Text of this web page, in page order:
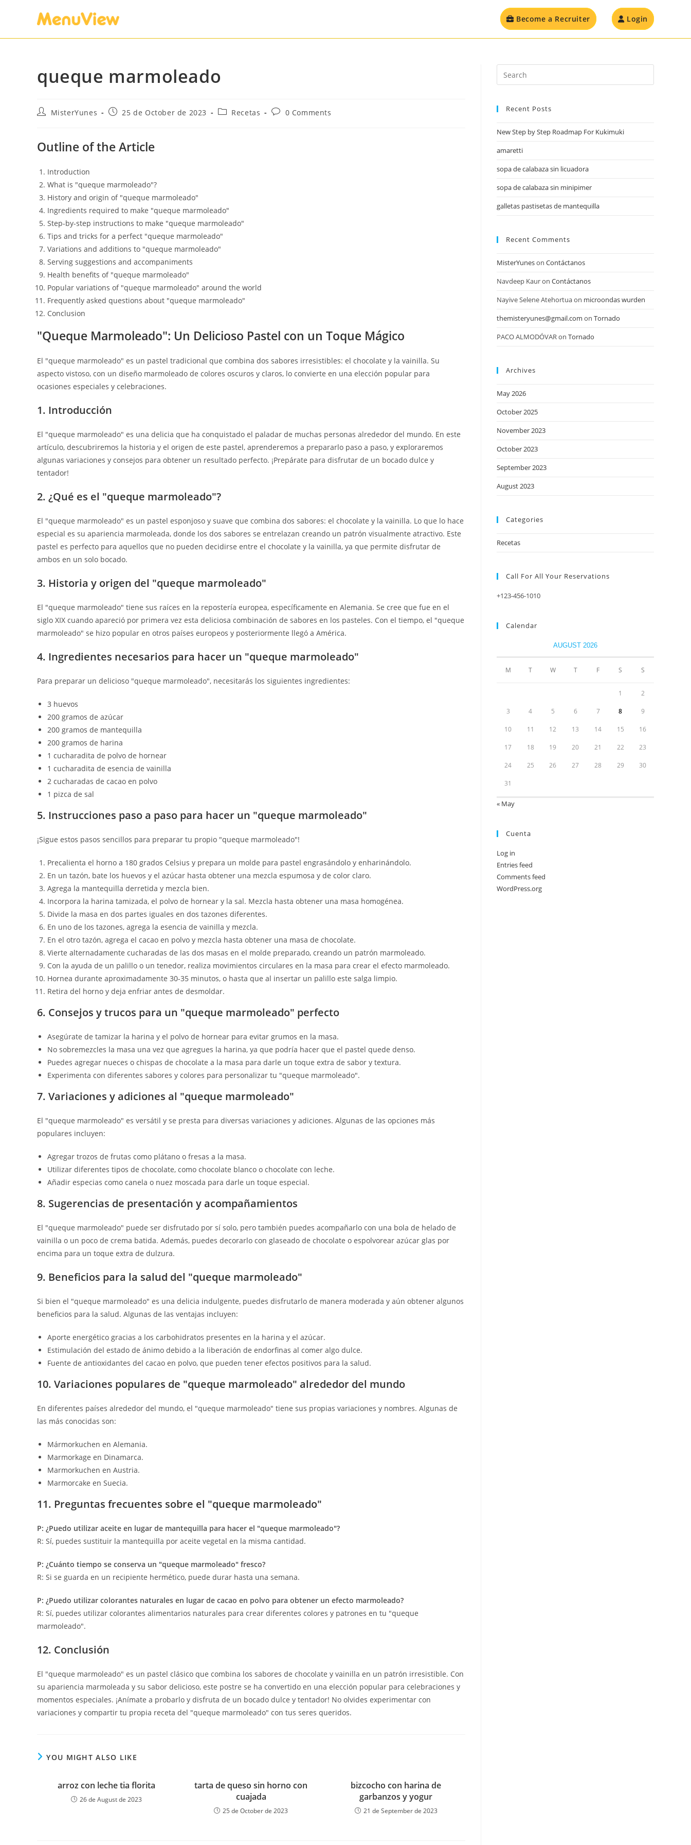
Become a Recruiter Login
queque marmoleado
MisterYunes 25 de October de 2023 Recetas 0 Comments
Outline of the Article
Introduction
What is "queque marmoleado"?
History and origin of "queque marmoleado"
Ingredients required to make "queque marmoleado"
Step-by-step instructions to make "queque marmoleado"
Tips and tricks for a perfect "queque marmoleado"
Variations and additions to "queque marmoleado"
Serving suggestions and accompaniments
Health benefits of "queque marmoleado"
Popular variations of "queque marmoleado" around the world
Frequently asked questions about "queque marmoleado"
Conclusion
"Queque Marmoleado": Un Delicioso Pastel con un Toque Mágico
El "queque marmoleado" es un pastel tradicional que combina dos sabores irresistibles: el chocolate y la vainilla. Su
aspecto vistoso, con un diseño marmoleado de colores oscuros y claros, lo convierte en una elección popular para
ocasiones especiales y celebraciones.
1. Introducción
El "queque marmoleado" es una delicia que ha conquistado el paladar de muchas personas alrededor del mundo. En este
artículo, descubriremos la historia y el origen de este pastel, aprenderemos a prepararlo paso a paso, y exploraremos
algunas variaciones y consejos para obtener un resultado perfecto. ¡Prepárate para disfrutar de un bocado dulce y
tentador!
2. ¿Qué es el "queque marmoleado"?
El "queque marmoleado" es un pastel esponjoso y suave que combina dos sabores: el chocolate y la vainilla. Lo que lo hace
especial es su apariencia marmoleada, donde los dos sabores se entrelazan creando un patrón visualmente atractivo. Este
pastel es perfecto para aquellos que no pueden decidirse entre el chocolate y la vainilla, ya que permite disfrutar de
ambos en un solo bocado.
3. Historia y origen del "queque marmoleado"
El "queque marmoleado" tiene sus raíces en la repostería europea, específicamente en Alemania. Se cree que fue en el
siglo XIX cuando apareció por primera vez esta deliciosa combinación de sabores en los pasteles. Con el tiempo, el "queque
marmoleado" se hizo popular en otros países europeos y posteriormente llegó a América.
4. Ingredientes necesarios para hacer un "queque marmoleado"
Para preparar un delicioso "queque marmoleado", necesitarás los siguientes ingredientes:
3 huevos
200 gramos de azúcar
200 gramos de mantequilla
200 gramos de harina
1 cucharadita de polvo de hornear
1 cucharadita de esencia de vainilla
2 cucharadas de cacao en polvo
1 pizca de sal
5. Instrucciones paso a paso para hacer un "queque marmoleado"
¡Sigue estos pasos sencillos para preparar tu propio "queque marmoleado"!
Precalienta el horno a 180 grados Celsius y prepara un molde para pastel engrasándolo y enharinándolo.
En un tazón, bate los huevos y el azúcar hasta obtener una mezcla espumosa y de color claro.
Agrega la mantequilla derretida y mezcla bien.
Incorpora la harina tamizada, el polvo de hornear y la sal. Mezcla hasta obtener una masa homogénea.
Divide la masa en dos partes iguales en dos tazones diferentes.
En uno de los tazones, agrega la esencia de vainilla y mezcla.
En el otro tazón, agrega el cacao en polvo y mezcla hasta obtener una masa de chocolate.
Vierte alternadamente cucharadas de las dos masas en el molde preparado, creando un patrón marmoleado.
Con la ayuda de un palillo o un tenedor, realiza movimientos circulares en la masa para crear el efecto marmoleado.
Hornea durante aproximadamente 30-35 minutos, o hasta que al insertar un palillo este salga limpio.
Retira del horno y deja enfriar antes de desmoldar.
6. Consejos y trucos para un "queque marmoleado" perfecto
Asegúrate de tamizar la harina y el polvo de hornear para evitar grumos en la masa.
No sobremezcles la masa una vez que agregues la harina, ya que podría hacer que el pastel quede denso.
Puedes agregar nueces o chispas de chocolate a la masa para darle un toque extra de sabor y textura.
Experimenta con diferentes sabores y colores para personalizar tu "queque marmoleado".
7. Variaciones y adiciones al "queque marmoleado"
El "queque marmoleado" es versátil y se presta para diversas variaciones y adiciones. Algunas de las opciones más
populares incluyen:
Agregar trozos de frutas como plátano o fresas a la masa.
Utilizar diferentes tipos de chocolate, como chocolate blanco o chocolate con leche.
Añadir especias como canela o nuez moscada para darle un toque especial.
8. Sugerencias de presentación y acompañamientos
El "queque marmoleado" puede ser disfrutado por sí solo, pero también puedes acompañarlo con una bola de helado de
vainilla o un poco de crema batida. Además, puedes decorarlo con glaseado de chocolate o espolvorear azúcar glas por
encima para un toque extra de dulzura.
9. Beneficios para la salud del "queque marmoleado"
Si bien el "queque marmoleado" es una delicia indulgente, puedes disfrutarlo de manera moderada y aún obtener algunos
beneficios para la salud. Algunas de las ventajas incluyen:
Aporte energético gracias a los carbohidratos presentes en la harina y el azúcar.
Estimulación del estado de ánimo debido a la liberación de endorfinas al comer algo dulce.
Fuente de antioxidantes del cacao en polvo, que pueden tener efectos positivos para la salud.
10. Variaciones populares de "queque marmoleado" alrededor del mundo
En diferentes países alrededor del mundo, el "queque marmoleado" tiene sus propias variaciones y nombres. Algunas de
las más conocidas son:
Mármorkuchen en Alemania.
Marmorkage en Dinamarca.
Marmorkuchen en Austria.
Marmorcake en Suecia.
11. Preguntas frecuentes sobre el "queque marmoleado"
P: ¿Puedo utilizar aceite en lugar de mantequilla para hacer el "queque marmoleado"?
R: Sí, puedes sustituir la mantequilla por aceite vegetal en la misma cantidad.
P: ¿Cuánto tiempo se conserva un "queque marmoleado" fresco?
R: Si se guarda en un recipiente hermético, puede durar hasta una semana.
P: ¿Puedo utilizar colorantes naturales en lugar de cacao en polvo para obtener un efecto marmoleado?
R: Sí, puedes utilizar colorantes alimentarios naturales para crear diferentes colores y patrones en tu "queque
marmoleado".
12. Conclusión
El "queque marmoleado" es un pastel clásico que combina los sabores de chocolate y vainilla en un patrón irresistible. Con
su apariencia marmoleada y su sabor delicioso, este postre se ha convertido en una elección popular para celebraciones y
momentos especiales. ¡Anímate a probarlo y disfruta de un bocado dulce y tentador! No olvides experimentar con
variaciones y compartir tu propia receta del "queque marmoleado" con tus seres queridos.
YOU MIGHT ALSO LIKE
arroz con leche tia florita
26 de August de 2023
tarta de queso sin horno con
cuajada
25 de October de 2023
bizcocho con harina de
garbanzos y yogur
21 de September de 2023
Recent Posts
New Step by Step Roadmap For Kukimuki
amaretti
sopa de calabaza sin licuadora
sopa de calabaza sin minipimer
galletas pastisetas de mantequilla
Recent Comments
MisterYuneson Contáctanos
Navdeep Kauron Contáctanos
Nayive Selene Atehortuaon microondas wurden
themisteryunes@gmail.com on Tornado
PACO ALMODÓVARon Tornado
Archives
May 2026
October 2025
November 2023
October 2023
September 2023
August 2023
Categories
Recetas
Call For All Your​ Reservations
+123-456-1010
Calendar
AUGUST 2026
M T W T F S S
1 2
3 4 5 6 7 8 9
10 11 12 13 14 15 16
17 18 19 20 21 22 23
24 25 26 27 28 29 30
31
« May
Cuenta
Log in
Entries feed
Comments feed
WordPress.org